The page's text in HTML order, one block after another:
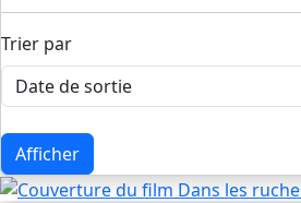
Trier par
Afficher